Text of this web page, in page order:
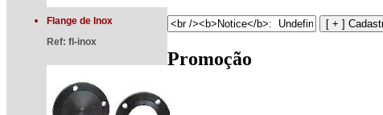
Flange de Inox
Ref: fl-inox
Promoção